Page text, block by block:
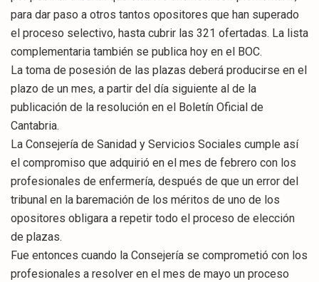
para dar paso a otros tantos opositores que han superado
el proceso selectivo, hasta cubrir las 321 ofertadas. La lista
complementaria también se publica hoy en el BOC.
La toma de posesión de las plazas deberá producirse en el
plazo de un mes, a partir del día siguiente al de la
publicación de la resolución en el Boletín Oficial de
Cantabria.
La Consejería de Sanidad y Servicios Sociales cumple así
el compromiso que adquirió en el mes de febrero con los
profesionales de enfermería, después de que un error del
tribunal en la baremación de los méritos de uno de los
opositores obligara a repetir todo el proceso de elección
de plazas.
Fue entonces cuando la Consejería se comprometió con los
profesionales a resolver en el mes de mayo un proceso